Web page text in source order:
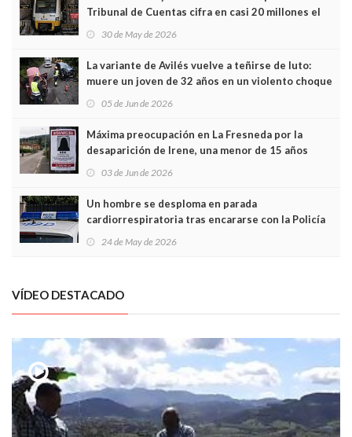
Tribunal de Cuentas cifra en casi 20 millones el
sobrecoste de los trenes que no cabían por los
30 de May de 2026
La variante de Avilés vuelve a teñirse de luto:
muere un joven de 32 años en un violento choque
frontal
05 de Jun de 2026
Máxima preocupación en La Fresneda por la
desaparición de Irene, una menor de 15 años
03 de Jun de 2026
Un hombre se desploma en parada
cardiorrespiratoria tras encararse con la Policía
Local en Luanco
24 de May de 2026
VÍDEO DESTACADO